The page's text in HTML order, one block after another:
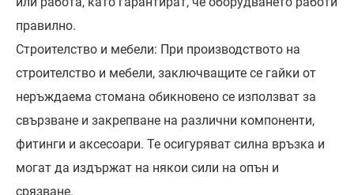
правилно.
Строителство и мебели: При производството на
строителство и мебели, заключващите се гайки от
неръждаема стомана обикновено се използват за
свързване и закрепване на различни компоненти,
фитинги и аксесоари. Те осигуряват силна връзка и
могат да издържат на някои сили на опън и
срязване.